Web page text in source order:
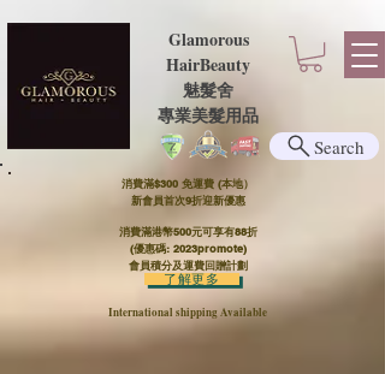
Glamorous
HairBeauty
魅髮舍
​​專業美髮用品
消費滿$300 免運費 (本地）​
新會員首次9折迎新優惠
消費滿港幣500元可享有88折
(優惠碼: 2023promote)
會員積分及運費回贈計劃
International shipping Available
了解更多
Search